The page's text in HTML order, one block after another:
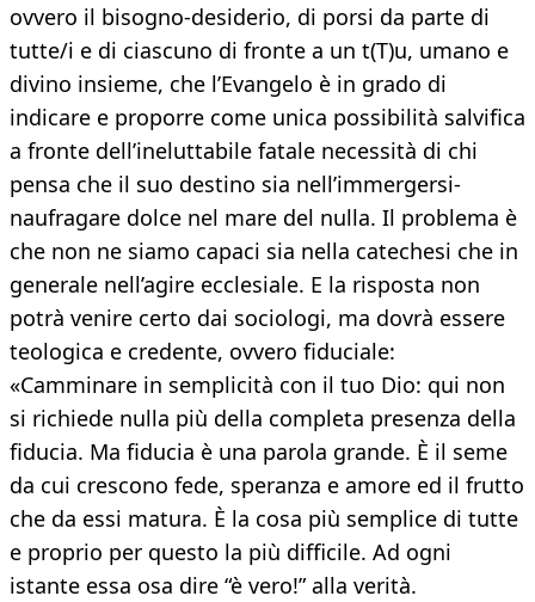
ovvero il bisogno-desiderio, di porsi da parte di
tutte/i e di ciascuno di fronte a un t(T)u, umano e
divino insieme, che l’Evangelo è in grado di
indicare e proporre come unica possibilità salvifica
a fronte dell’ineluttabile fatale necessità di chi
pensa che il suo destino sia nell’immergersi-
naufragare dolce nel mare del nulla. Il problema è
che non ne siamo capaci sia nella catechesi che in
generale nell’agire ecclesiale. E la risposta non
potrà venire certo dai sociologi, ma dovrà essere
teologica e credente, ovvero fiduciale:
«Camminare in semplicità con il tuo Dio: qui non
si richiede nulla più della completa presenza della
fiducia. Ma fiducia è una parola grande. È il seme
da cui crescono fede, speranza e amore ed il frutto
che da essi matura. È la cosa più semplice di tutte
e proprio per questo la più difficile. Ad ogni
istante essa osa dire “è vero!” alla verità.